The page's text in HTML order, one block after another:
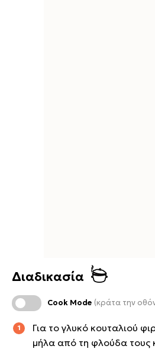
Διαδικασία
Cook Mode (κράτα την
Για το γλυκό κουταλιού
μήλα από τη φλούδα τους